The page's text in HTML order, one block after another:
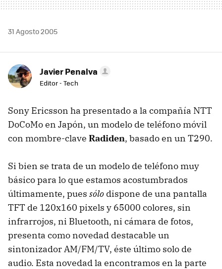
31 Agosto 2005
Javier Penalva
Editor - Tech
Sony Ericsson ha presentado a la compañía NTT
DoCoMo en Japón, un modelo de teléfono móvil
con mombre-clave Radiden, basado en un T290.
Si bien se trata de un modelo de teléfono muy
básico para lo que estamos acostumbrados
últimamente, pues sólo dispone de una pantalla
TFT de 120x160 pixels y 65000 colores, sin
infrarrojos, ni Bluetooth, ni cámara de fotos,
presenta como novedad destacable un
sintonizador AM/FM/TV, éste último solo de
audio. Esta novedad la encontramos en la parte